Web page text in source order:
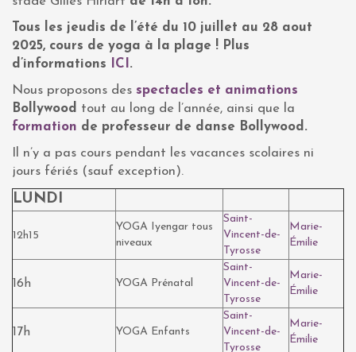
Tous les jeudis de l’été du 10 juillet au 28 aout
2025, cours de yoga à la plage ! Plus
d’informations
ICI .
Nous proposons des spectacles et animations
Bollywood tout au long de l’année, ainsi que la
formation de professeur de danse Bollywood.
Il n’y a pas cours pendant les vacances scolaires ni
jours fériés (sauf exception).
LUNDI
12h15
YOGA Iyengar tous
niveaux
Saint-
Vincent-de-
Tyrosse
Marie-
Émilie
16h YOGA Prénatal
Saint-
Vincent-de-
Tyrosse
Marie-
Émilie
17h YOGA Enfants
Saint-
Vincent-de-
Tyrosse
Marie-
Émilie